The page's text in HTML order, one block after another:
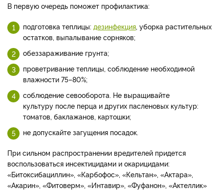
В первую очередь поможет профилактика:
подготовка теплицы: дезинфекция , уборка растительных
остатков, выпалывание сорняков;
обеззараживание грунта;
проветривание теплицы, соблюдение необходимой
влажности 75–80%;
соблюдение севооборота. Не выращивайте
культуру после перца и других пасленовых культур:
томатов, баклажанов, картошки;
не допускайте загущения посадок.
При сильном распространении вредителей придется
воспользоваться инсектицидами и окарицидами:
«Битоксибациллин», «Карбофос», «Кельтан», «Актара»,
«Акарин», «Фитоверм», «Интавир», «Фуфанон», «Актеллик»